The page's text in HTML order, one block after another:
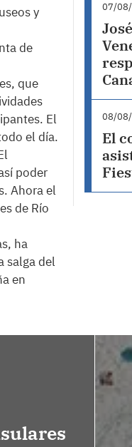
y
de
que
El
el día.
poder
Ahora el
de Río
ha
salga del
en
07/
08/
El